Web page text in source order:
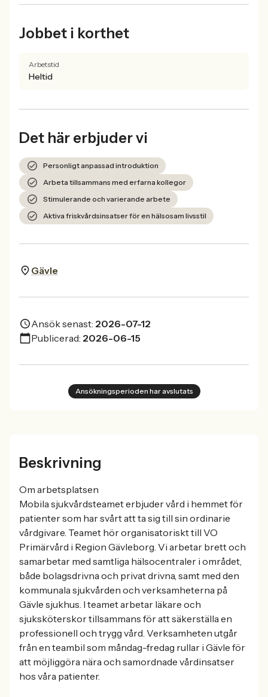
Jobbet i korthet
Arbetstid
Heltid
Det här erbjuder vi
Personligt anpassad introduktion
Arbeta tillsammans med erfarna kollegor
Stimulerande och varierande arbete
Aktiva friskvårdsinsatser för en hälsosam livsstil
Gävle
Ansök senast: 2026-07-12
Publicerad: 2026-06-15
Ansökningsperioden har avslutats
Beskrivning
Om arbetsplatsen
Mobila sjukvårdsteamet erbjuder vård i hemmet för
patienter som har svårt att ta sig till sin ordinarie
vårdgivare. Teamet hör organisatoriskt till VO
Primärvård i Region Gävleborg. Vi arbetar brett och
samarbetar med samtliga hälsocentraler i området,
både bolagsdrivna och privat drivna, samt med den
kommunala sjukvården och verksamheterna på
Gävle sjukhus. I teamet arbetar läkare och
sjuksköterskor tillsammans för att säkerställa en
professionell och trygg vård. Verksamheten utgår
från en teambil som måndag-fredag rullar i Gävle för
att möjliggöra nära och samordnade vårdinsatser
hos våra patienter.